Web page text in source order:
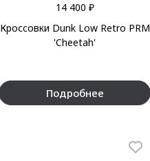
14 400 ₽
Кроссовки Dunk Low Retro PRM
'Cheetah'
Подробнее